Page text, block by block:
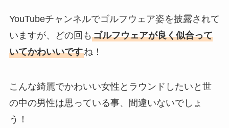
YouTubeチャンネルでゴルフウェア姿を披露されて
いますが、どの回も ゴルフウェアが良く似合って
いてかわいいですね！
こんな綺麗でかわいい女性とラウンドしたいと世
の中の男性は思っている事、間違いないでしょ
う！